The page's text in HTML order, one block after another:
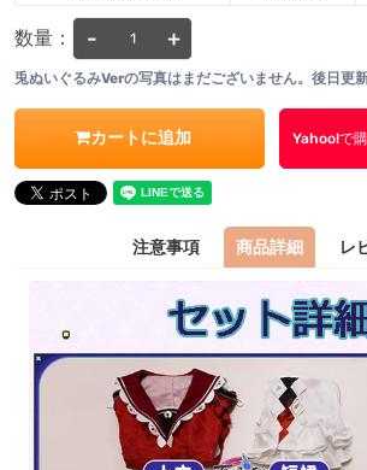
数量： - +
兎ぬいぐるみVerの写真はまだございません。後日更新
カートに追加 Yahoo!で
注意事項 商品詳細 レ